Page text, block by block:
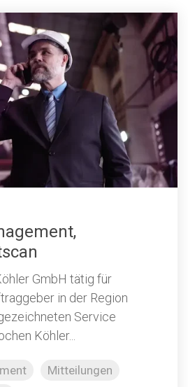
GmbH tätig für
in der Region
Service
Köhler...
Mitteilungen